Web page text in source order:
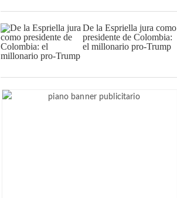
De la Espriella jura como
presidente de Colombia:
el millonario pro-Trump